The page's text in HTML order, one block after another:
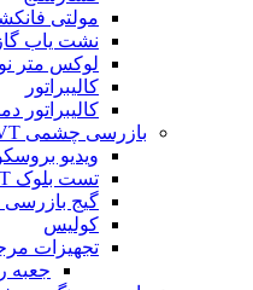
مولتی
نشت یاب گاز
لوکس متر
کالیبراتور
کالیبراتور
بازرسی چشمی VT
ویدیو
تست بلوک VT
گیج
کولیس
تجهیزات
جعبه